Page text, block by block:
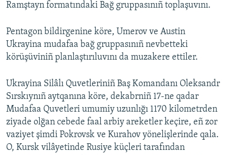
Ramştayn formatındaki Bağ gruppasınıñ toplaşuvını.
Pentagon bildirgenine köre, Umerov ve Austin
Ukrayina mudafaa bağ gruppasınıñ nevbetteki
körüşüviniñ planlaştırıluvını da muzakere ettiler.
Ukrayina Silâlı Quvetleriniñ Baş Komandanı Oleksandr
Sırskıynıñ aytqanına köre, dekabrniñ 17-ne qadar
Mudafaa Quvetleri umumiy uzunlığı 1170 kilometrden
ziyade olğan cebede faal arbiy areketler keçire, eñ zor
vaziyet şimdi Pokrovsk ve Kurahov yönelişlerinde qala.
O, Kursk vilâyetinde Rusiye küçleri tarafından